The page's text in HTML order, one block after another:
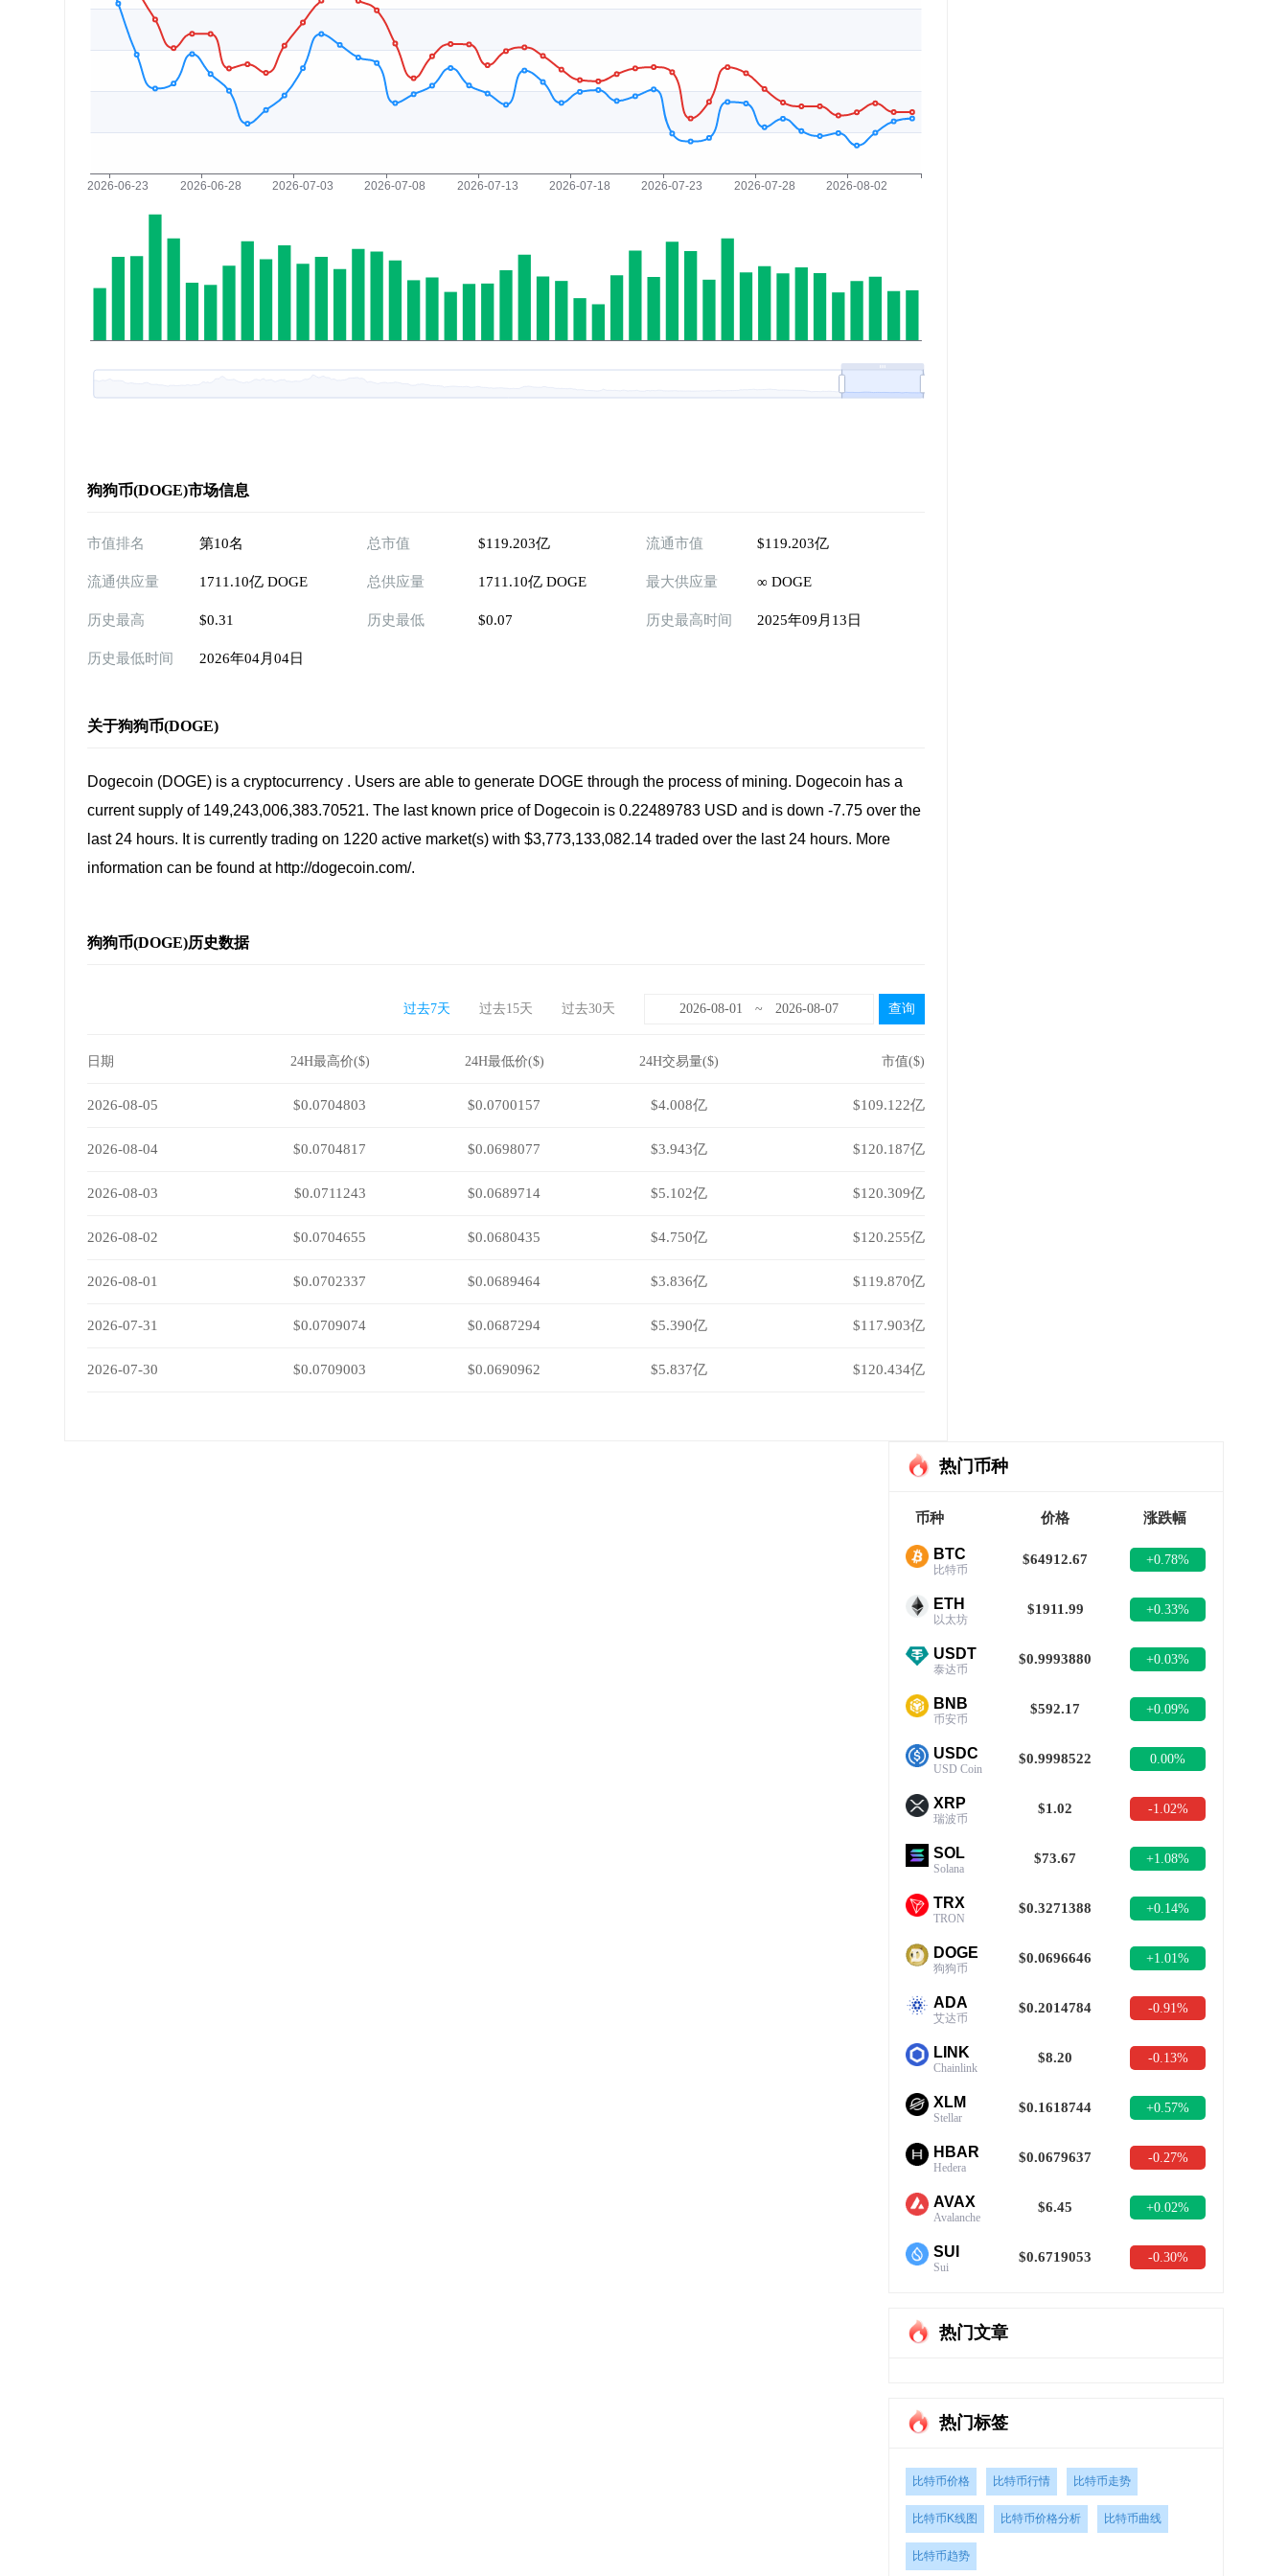
狗狗币(DOGE)市场信息
市值排名 第10名 总市值 $119.203亿 流通市值 $119.203亿
流通供应量 1711.10亿 DOGE 总供应量 1711.10亿 DOGE 最大供应量 ∞ DOGE
历史最高 $0.31 历史最低 $0.07 历史最高时间 2025年09月13日
历史最低时间 2026年04月04日
关于狗狗币(DOGE)
Dogecoin (DOGE) is a cryptocurrency . Users are able to generate DOGE through the process of mining. Dogecoin has a
current supply of 149,243,006,383.70521. The last known price of Dogecoin is 0.22489783 USD and is down -7.75 over the
last 24 hours. It is currently trading on 1220 active market(s) with $3,773,133,082.14 traded over the last 24 hours. More
information can be found at http://dogecoin.com/.
狗狗币(DOGE)历史数据
~
过去30天
过去15天
过去7天
日期 24H最高价($) 24H最低价($) 24H交易量($) 市值($)
2026-08-05 $0.0704803 $0.0700157 $4.008亿 $109.122亿
2026-08-04 $0.0704817 $0.0698077 $3.943亿 $120.187亿
2026-08-03 $0.0711243 $0.0689714 $5.102亿 $120.309亿
2026-08-02 $0.0704655 $0.0680435 $4.750亿 $120.255亿
2026-08-01 $0.0702337 $0.0689464 $3.836亿 $119.870亿
2026-07-31 $0.0709074 $0.0687294 $5.390亿 $117.903亿
2026-07-30 $0.0709003 $0.0690962 $5.837亿 $120.434亿
热门币种
币种 价格 涨跌幅
BTC
比特币
$64912.67 +0.78%
ETH
以太坊
$1911.99 +0.33%
USDT
泰达币
$0.9993880 +0.03%
BNB
币安币
$592.17 +0.09%
USDC
USD Coin
$0.9998522 0.00%
XRP
瑞波币
$1.02 -1.02%
SOL
Solana
$73.67 +1.08%
TRX
TRON
$0.3271388 +0.14%
DOGE
狗狗币
$0.0696646 +1.01%
ADA
艾达币
$0.2014784 -0.91%
LINK
Chainlink
$8.20 -0.13%
XLM
Stellar
$0.1618744 +0.57%
HBAR
Hedera
$0.0679637 -0.27%
AVAX
Avalanche
$6.45 +0.02%
SUI
Sui
$0.6719053 -0.30%
热门文章
热门标签
比特币价格 比特币行情 比特币走势
比特币K线图 比特币价格分析 比特币曲线
比特币趋势